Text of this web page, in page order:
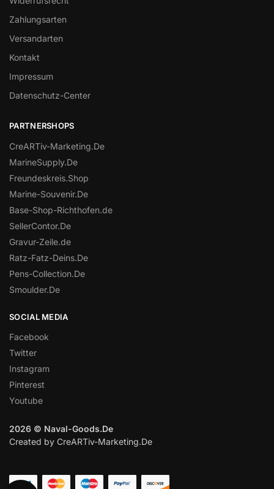
Zahlungsarten
Versandarten
Kontakt
Impressum
Datenschutz-Center
PARTNERSHOPS
CreARTiv-Marketing.De
MarineSupply.De
Freundeskreis.Shop
Marine-Souvenir.De
Base-Shop-Richthofen.de
SellerContor.De
Gravur-Zeile.de
Ratz-Fatz-Deins.De
Pens-Collection.De
Smoulder.De
SOCIAL MEDIA
Facebook
Twitter
Instagram
Pinterest
Youtube
2026 © Naval-Goods.De
Created by CreARTiv-Marketing.De